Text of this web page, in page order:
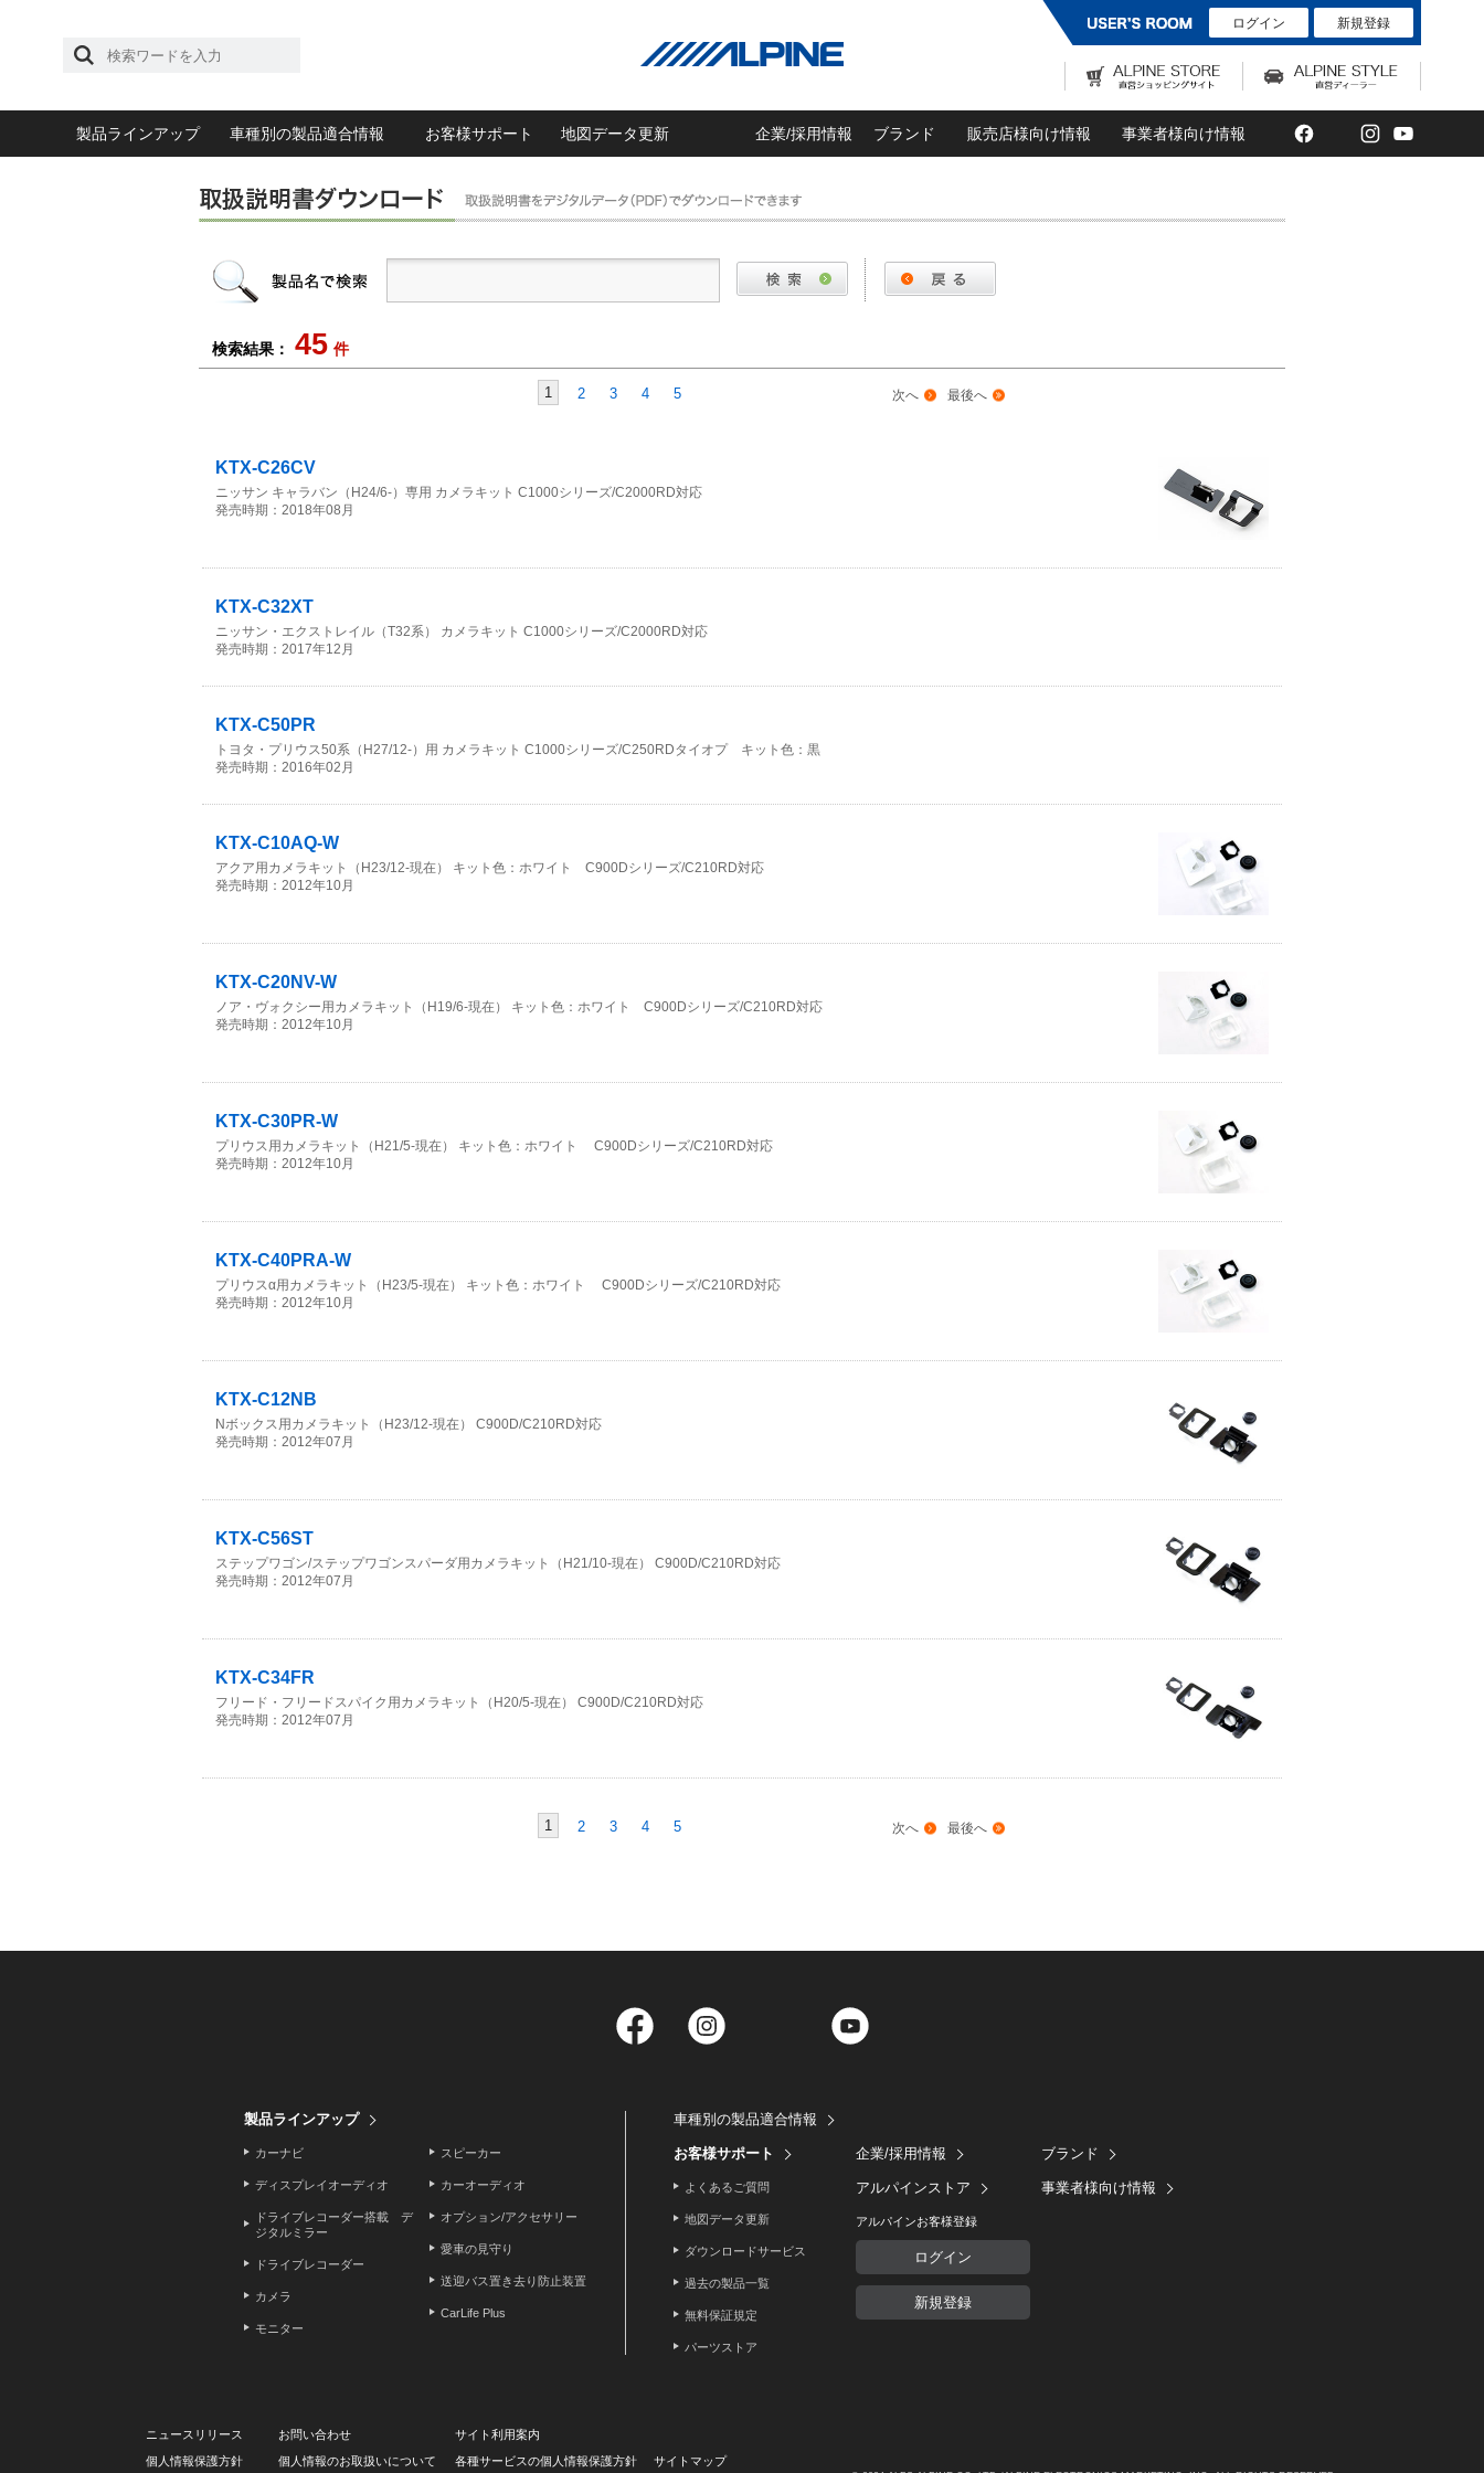
ログイン 新規登録
製品ラインアップ 車種別の製品適合情報 お客様サポート 地図データ更新 企業/採用情報 ブランド 販売店様向け情報 事業者様向け情報 Facebook
TwitterInstagram
検索結果： 45 件
1 2 3 4 5 最後へ
次へ
KTX-C26CV
ニッサン キャラバン（H24/6-）専用 カメラキット C1000シリーズ/C2000RD対応
発売時期：2018年08月
KTX-C32XT
ニッサン・エクストレイル（T32系） カメラキット C1000シリーズ/C2000RD対応
発売時期：2017年12月
KTX-C50PR
トヨタ・プリウス50系（H27/12-）用 カメラキット C1000シリーズ/C250RDタイオプ キット色：黒
発売時期：2016年02月
KTX-C10AQ-W
アクア用カメラキット（H23/12-現在） キット色：ホワイト C900Dシリーズ/C210RD対応
発売時期：2012年10月
KTX-C20NV-W
ノア・ヴォクシー用カメラキット（H19/6-現在） キット色：ホワイト C900Dシリーズ/C210RD対応
発売時期：2012年10月
KTX-C30PR-W
プリウス用カメラキット（H21/5-現在） キット色：ホワイト C900Dシリーズ/C210RD対応
発売時期：2012年10月
KTX-C40PRA-W
プリウスα用カメラキット（H23/5-現在） キット色：ホワイト C900Dシリーズ/C210RD対応
発売時期：2012年10月
KTX-C12NB
Nボックス用カメラキット（H23/12-現在） C900D/C210RD対応
発売時期：2012年07月
KTX-C56ST
ステップワゴン/ステップワゴンスパーダ用カメラキット（H21/10-現在） C900D/C210RD対応
発売時期：2012年07月
KTX-C34FR
フリード・フリードスパイク用カメラキット（H20/5-現在） C900D/C210RD対応
発売時期：2012年07月
1 2 3 4 5 最後へ
次へ
Facebook Twitter
製品ラインアップ
カーナビ
ディスプレイオーディオ
ドライブレコーダー搭載 デ
ジタルミラー
ドライブレコーダー
カメラ
モニター
スピーカー
カーオーディオ
オプション/アクセサリー
愛車の見守り
送迎バス置き去り防止装置
CarLife Plus
車種別の製品適合情報
お客様サポート
よくあるご質問
地図データ更新
ダウンロードサービス
過去の製品一覧
無料保証規定
パーツストア
企業/採用情報
アルパインストア
アルパインお客様登録
ログイン
新規登録
ブランド
事業者様向け情報
ニュースリリース お問い合わせ
サイト利用案内
個人情報保護方針
個人情報のお取扱いについて 各種サービスの個人情報保護方針 サイトマップ